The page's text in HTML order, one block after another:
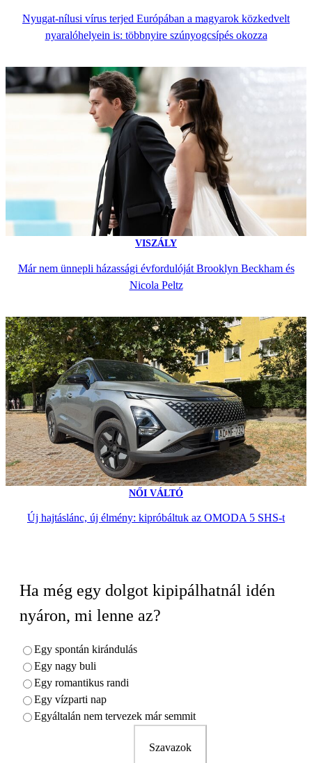
Nyugat-nílusi vírus terjed Európában a magyarok közkedvelt
nyaralóhelyein is: többnyire szúnyogcsípés okozza
VISZÁLY
Már nem ünnepli házassági évfordulóját Brooklyn Beckham és
Nicola Peltz
NŐI VÁLTÓ
Új hajtáslánc, új élmény: kipróbáltuk az OMODA 5 SHS-t
Ha még egy dolgot kipipálhatnál idén
nyáron, mi lenne az?
Egy spontán kirándulás
Egy nagy buli
Egy romantikus randi
Egy vízparti nap
Egyáltalán nem tervezek már semmit
Szavazok